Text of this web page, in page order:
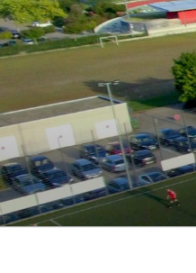
Zum
Inhalt
springen